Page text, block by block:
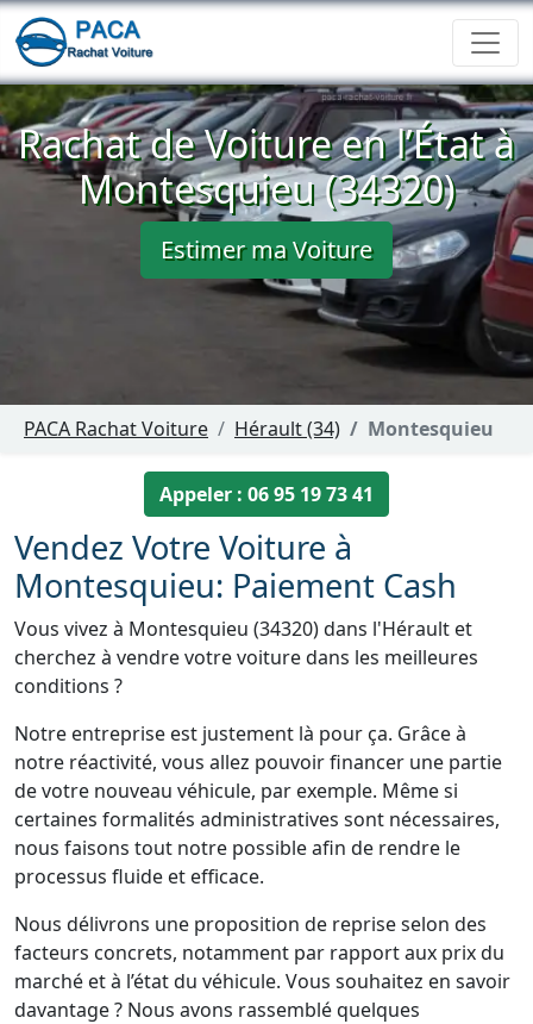
Rachat de Voiture en l’État à
Montesquieu (34320)
Estimer ma Voiture
PACA Rachat Voiture Hérault (34) Montesquieu
Appeler : 06 95 19 73 41
Vendez Votre Voiture à
Montesquieu: Paiement Cash
Vous vivez à Montesquieu (34320) dans l'Hérault et
cherchez à vendre votre voiture dans les meilleures
conditions ?
Notre entreprise est justement là pour ça. Grâce à
notre réactivité, vous allez pouvoir financer une partie
de votre nouveau véhicule, par exemple. Même si
certaines formalités administratives sont nécessaires,
nous faisons tout notre possible afin de rendre le
processus fluide et efficace.
Nous délivrons une proposition de reprise selon des
facteurs concrets, notamment par rapport aux prix du
marché et à l’état du véhicule. Vous souhaitez en savoir
davantage ? Nous avons rassemblé quelques